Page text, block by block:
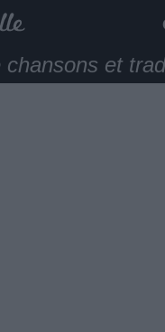
chansons et